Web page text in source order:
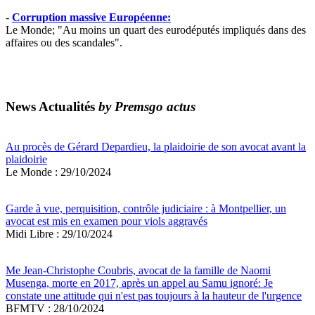
- Corruption massive Européenne:
Le Monde; "Au moins un quart des eurodéputés impliqués dans des
affaires ou des scandales".
News Actualités by Premsgo actus
Au procès de Gérard Depardieu, la plaidoirie de son avocat avant la
plaidoirie
Le Monde : 29/10/2024
Garde à vue, perquisition, contrôle judiciaire : à Montpellier, un
avocat est mis en examen pour viols aggravés
Midi Libre : 29/10/2024
Me Jean-Christophe Coubris, avocat de la famille de Naomi
Musenga, morte en 2017, après un appel au Samu ignoré: Je
constate une attitude qui n'est pas toujours à la hauteur de l'urgence
BFMTV : 28/10/2024